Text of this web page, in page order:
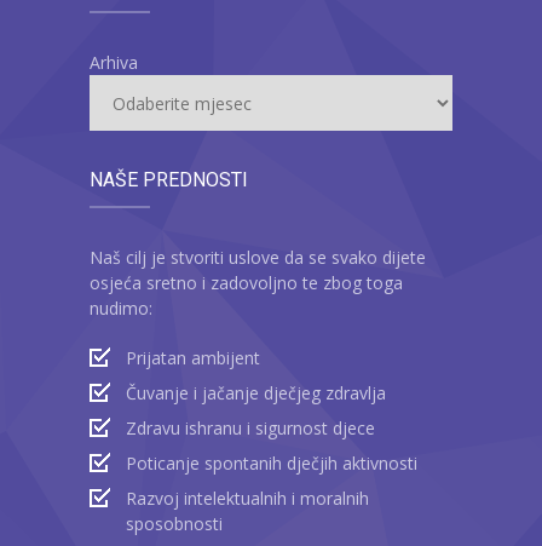
Arhiva
NAŠE PREDNOSTI
Naš cilj je stvoriti uslove da se svako dijete
osjeća sretno i zadovoljno te zbog toga
nudimo:
Prijatan ambijent
Čuvanje i jačanje dječjeg zdravlja
Zdravu ishranu i sigurnost djece
Poticanje spontanih dječjih aktivnosti
Razvoj intelektualnih i moralnih
sposobnosti